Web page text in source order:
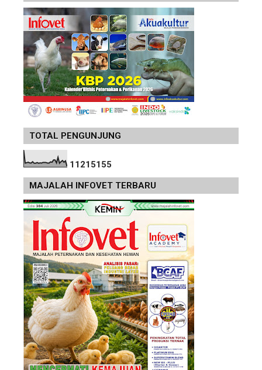
TOTAL PENGUNJUNG
11215155
MAJALAH INFOVET TERBARU